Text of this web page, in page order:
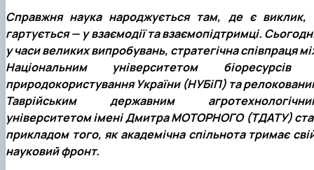
Справжня наука народжується там, де є виклик,
гартується — у взаємодії та взаємопідтримці.
у часи великих випробувань, стратегічна співпраця
Національним університетом біоресурсів
природокористування України (НУБіП) та
Таврійським державним
університетом імені Дмитра МОТОРНОГО (ТДАТУ)
прикладом того, як академічна спільнота тримає
науковий фронт.